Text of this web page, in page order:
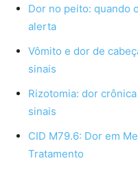
Dor no peito: quando
alerta
Vômito e dor de
sinais
Rizotomia: dor
sinais
CID M79.6: Dor em
Tratamento